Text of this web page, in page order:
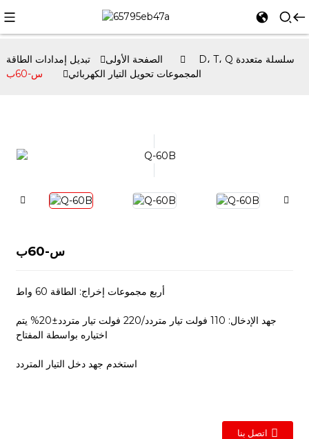
الصفحة الأولى تبديل إمدادات الطاقة
D، T، Q سلسلة متعددة
المجموعات تحويل التيار الكهربائي
س-60ب
س-60ب
أربع مجموعات إخراج: الطاقة 60 واط
جهد الإدخال: 110 فولت تيار متردد/220 فولت تيار متردد±20% يتم
اختياره بواسطة المفتاح
استخدم جهد دخل التيار المتردد
اتصل بنا